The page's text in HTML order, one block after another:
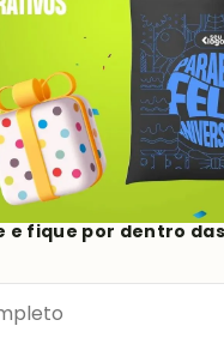
e fique por dentro